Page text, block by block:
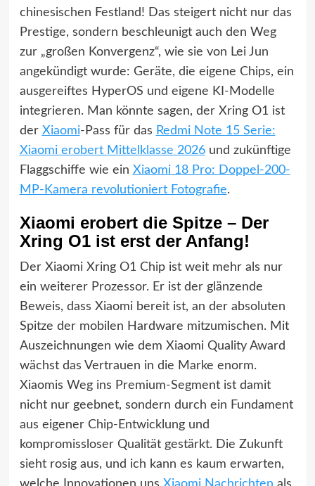
chinesischen Festland! Das steigert nicht nur das
Prestige, sondern beschleunigt auch den Weg
zur „großen Konvergenz“, wie sie von Lei Jun
angekündigt wurde: Geräte, die eigene Chips, ein
ausgereiftes HyperOS und eigene KI-Modelle
integrieren. Man könnte sagen, der Xring O1 ist
der Xiaomi-Pass für das Redmi Note 15 Serie:
Xiaomi erobert Mittelklasse 2026und zukünftige
Flaggschiffe wie ein Xiaomi 18 Pro: Doppel-200-
MP-Kamera revolutioniert Fotografie.
Xiaomi erobert die Spitze – Der
Xring O1 ist erst der Anfang!
Der Xiaomi Xring O1 Chip ist weit mehr als nur
ein weiterer Prozessor. Er ist der glänzende
Beweis, dass Xiaomi bereit ist, an der absoluten
Spitze der mobilen Hardware mitzumischen. Mit
Auszeichnungen wie dem Xiaomi Quality Award
wächst das Vertrauen in die Marke enorm.
Xiaomis Weg ins Premium-Segment ist damit
nicht nur geebnet, sondern durch ein Fundament
aus eigener Chip-Entwicklung und
kompromissloser Qualität gestärkt. Die Zukunft
sieht rosig aus, und ich kann es kaum erwarten,